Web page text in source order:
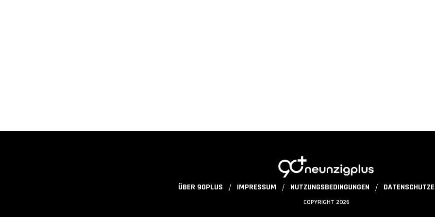
ÜBER 90PLUS IMPRESSUM NUTZUNGSBEDINGUNGEN
COPYRIGHT 2026